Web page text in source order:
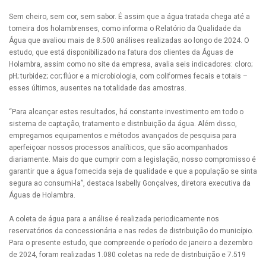
Sem cheiro, sem cor, sem sabor. É assim que a água tratada chega até a
torneira dos holambrenses, como informa o Relatório da Qualidade da
Água que avaliou mais de 8.500 análises realizadas ao longo de 2024. O
estudo, que está disponibilizado na fatura dos clientes da Águas de
Holambra, assim como no site da empresa, avalia seis indicadores: cloro;
pH; turbidez; cor; flúor e a microbiologia, com coliformes fecais e totais –
esses últimos, ausentes na totalidade das amostras.
“Para alcançar estes resultados, há constante investimento em todo o
sistema de captação, tratamento e distribuição da água. Além disso,
empregamos equipamentos e métodos avançados de pesquisa para
aperfeiçoar nossos processos analíticos, que são acompanhados
diariamente. Mais do que cumprir com a legislação, nosso compromisso é
garantir que a água fornecida seja de qualidade e que a população se sinta
segura ao consumi-la”, destaca Isabelly Gonçalves, diretora executiva da
Águas de Holambra.
A coleta de água para a análise é realizada periodicamente nos
reservatórios da concessionária e nas redes de distribuição do município.
Para o presente estudo, que compreende o período de janeiro a dezembro
de 2024, foram realizadas 1.080 coletas na rede de distribuição e 7.519